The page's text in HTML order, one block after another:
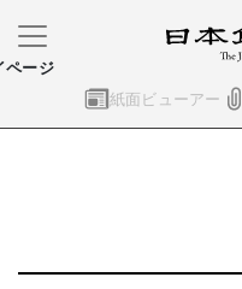
紙面ビューアー
ページ